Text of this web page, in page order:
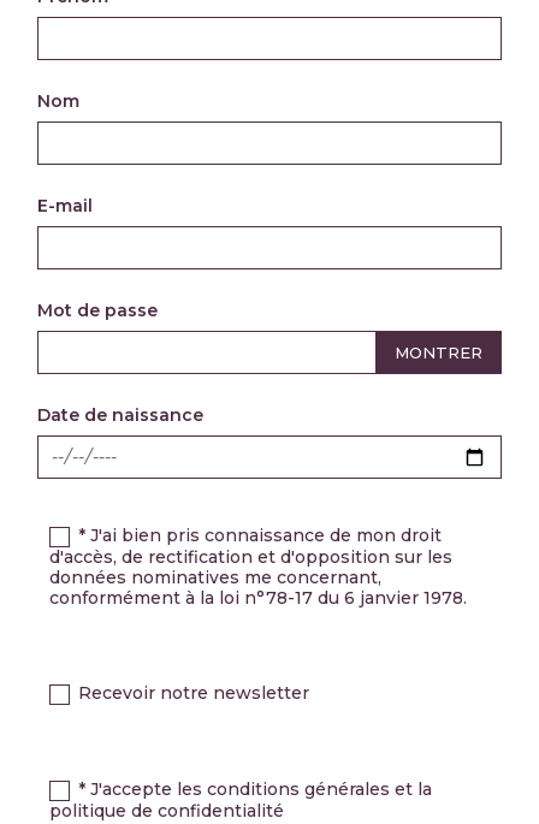
Nom
E-mail
Mot de passe
MONTRER
Date de naissance
* J'ai bien pris connaissance de mon droit
d'accès, de rectification et d'opposition sur les
données nominatives me concernant,
conformément à la loi n°78-17 du 6 janvier 1978.
Recevoir notre newsletter
* J'accepte les conditions générales et la
politique de confidentialité